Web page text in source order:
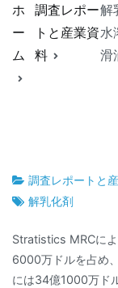
ホ
ー
ム
調査レポー
トと産業資
料
解
水
滑
調査レポートと
解乳化剤
Stratistics MRCに
6000万ドルを占め
には34億1000万ド